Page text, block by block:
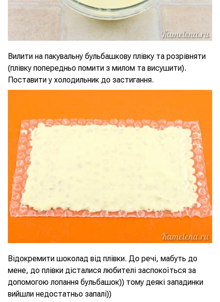
Вилити на пакувальну бульбашкову плівку та розрівняти
(плівку попередньо помити з милом та висушити).
Поставити у холодильник до застигання.
Відокремити шоколад від плівки. До речі, мабуть до
мене, до плівки дісталися любителі заспокоїться за
допомогою лопання бульбашок)) тому деякі западинки
вийшли недостатньо запалі))